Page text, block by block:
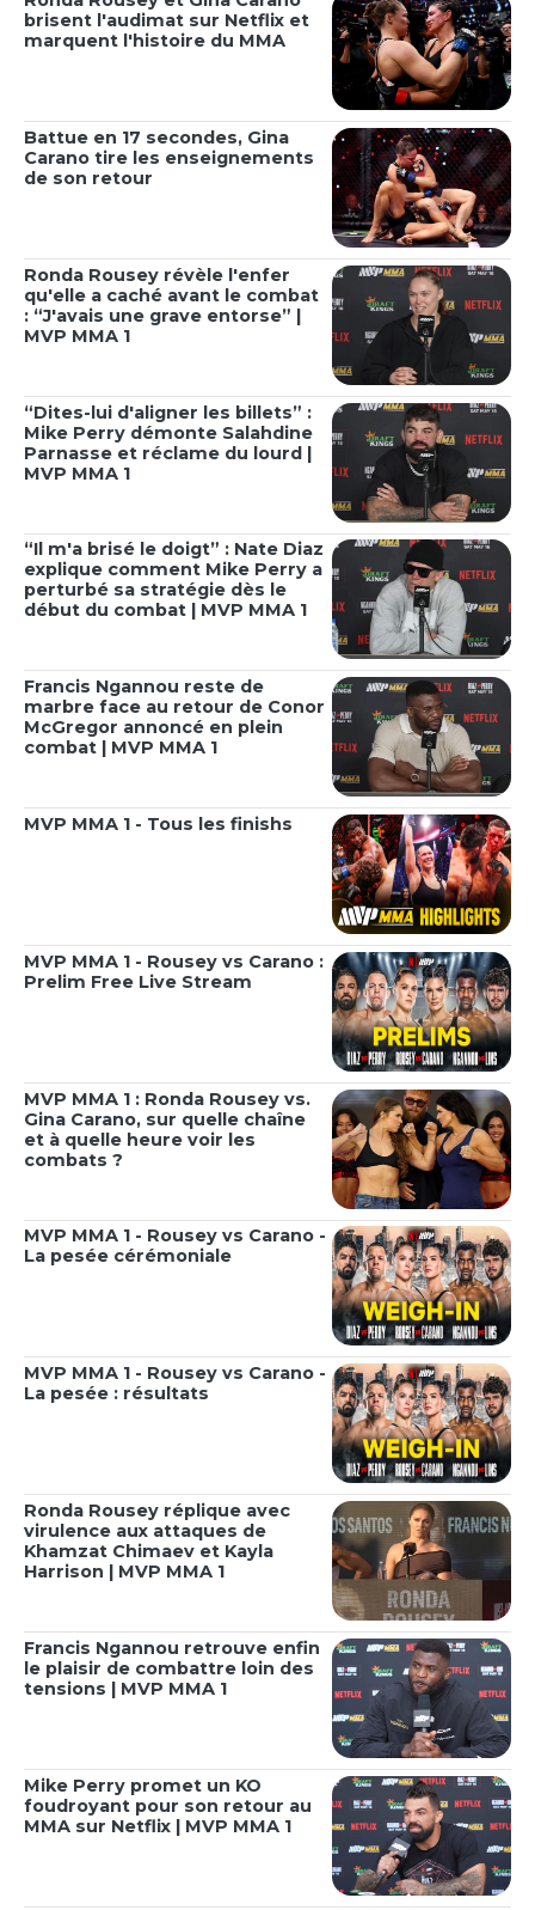
brisent l'audimat sur Netflix et
marquent l'histoire du MMA
Battue en 17 secondes, Gina
Carano tire les enseignements
de son retour
Ronda Rousey révèle l'enfer
qu'elle a caché avant le combat
: “J'avais une grave entorse” |
MVP MMA 1
“Dites-lui d'aligner les billets” :
Mike Perry démonte Salahdine
Parnasse et réclame du lourd |
MVP MMA 1
“Il m'a brisé le doigt” : Nate Diaz
explique comment Mike Perry a
perturbé sa stratégie dès le
début du combat | MVP MMA 1
Francis Ngannou reste de
marbre face au retour de Conor
McGregor annoncé en plein
combat | MVP MMA 1
MVP MMA 1 - Tous les finishs
MVP MMA 1 - Rousey vs Carano :
Prelim Free Live Stream
MVP MMA 1 : Ronda Rousey vs.
Gina Carano, sur quelle chaîne
et à quelle heure voir les
combats ?
MVP MMA 1 - Rousey vs Carano -
La pesée cérémoniale
MVP MMA 1 - Rousey vs Carano -
La pesée : résultats
Ronda Rousey réplique avec
virulence aux attaques de
Khamzat Chimaev et Kayla
Harrison | MVP MMA 1
Francis Ngannou retrouve enfin
le plaisir de combattre loin des
tensions | MVP MMA 1
Mike Perry promet un KO
foudroyant pour son retour au
MMA sur Netflix | MVP MMA 1